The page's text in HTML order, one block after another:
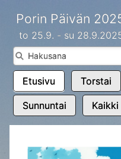
Porin Päivän
to 25.9. - su
Etusivu Torstai
Sunnuntai